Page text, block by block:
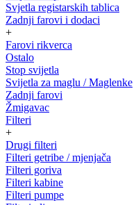
Svjetla registarskih tablica
Zadnji farovi i dodaci
+
Farovi rikverca
Ostalo
Stop svijetla
Svijetla za maglu / Maglenke
Zadnji farovi
Žmigavac
Filteri
+
Drugi filteri
Filteri getribe / mjenjača
Filteri goriva
Filteri kabine
Filteri pumpe